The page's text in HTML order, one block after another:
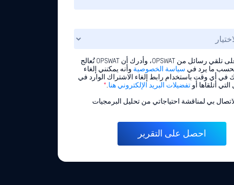
أوافق على تلقي رسائل من OPSWAT، وأدرك أن OPSWAT تُعالج
بحسب ما يرد في سياسة الخصوصية وأنه يمكنني إلغاء
في أي وقت باستخدام رابط إلغاء الاشتراك الوارد في
أتلقاها أو تفضيلات البريد الإلكتروني هنا.
*
بي لمناقشة احتياجاتي من تحليل البرمجيات